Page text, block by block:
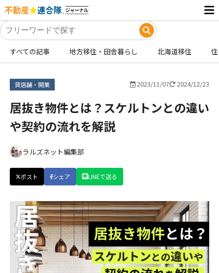
すべての記事 地方移住・田舎暮らし 北海道移住
貸店舗・開業 2023/11/07 2024/12/23
居抜き物件とは？スケルトンとの違い
や契約の流れを解説
ラルズネット編集部
ポスト シェア LINEで送る